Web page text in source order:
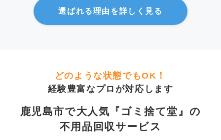
選ばれる理由を詳しく見る
どのような状態でもOK！
経験豊富なプロが対応します
鹿児島市で大人気『ゴミ捨て堂』の
不用品回収サービス